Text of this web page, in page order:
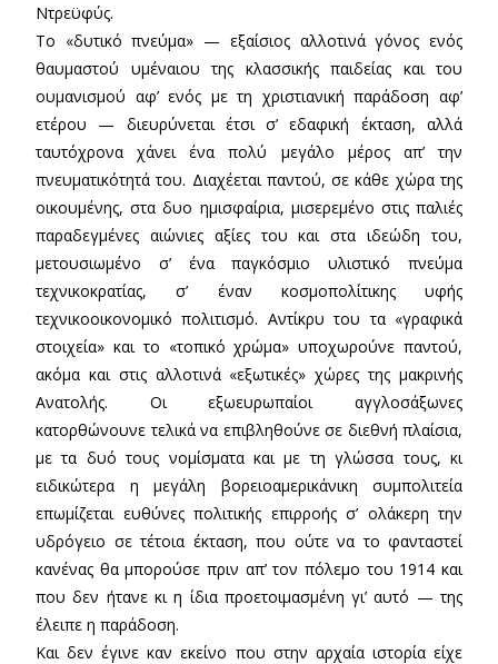
Ντρεϋφύς.
Το «δυτικό πνεύμα» — εξαίσιος αλλοτινά γόνος ενός
θαυμαστού υμέναιου της κλασσικής παιδείας και του
ουμανισμού αφ’ ενός με τη χριστιανική παράδοση αφ’
ετέρου — διευρύνεται έτσι σ’ εδαφική έκταση, αλλά
ταυτόχρονα χάνει ένα πολύ μεγάλο μέρος απ’ την
πνευματικότητά του. Διαχέεται παντού, σε κάθε χώρα της
οικουμένης, στα δυο ημισφαίρια, μισερεμένο στις παλιές
παραδεγμένες αιώνιες αξίες του και στα ιδεώδη του,
μετουσιωμένο σ’ ένα παγκόσμιο υλιστικό πνεύμα
τεχνικοκρατίας, σ’ έναν κοσμοπολίτικης υφής
τεχνικοοικονομικό πολιτισμό. Αντίκρυ του τα «γραφικά
στοιχεία» και το «τοπικό χρώμα» υποχωρούνε παντού,
ακόμα και στις αλλοτινά «εξωτικές» χώρες της μακρινής
Ανατολής. Οι εξωευρωπαίοι αγγλοσάξωνες
κατορθώνουνε τελικά να επιβληθούνε σε διεθνή πλαίσια,
με τα δυό τους νομίσματα και με τη γλώσσα τους, κι
ειδικώτερα η μεγάλη βορειοαμερικάνικη συμπολιτεία
επωμίζεται ευθύνες πολιτικής επιρροής σ’ ολάκερη την
υδρόγειο σε τέτοια έκταση, που ούτε να το φανταστεί
κανένας θα μπορούσε πριν απ’ τον πόλεμο του 1914 και
που δεν ήτανε κι η ίδια προετοιμασμένη γι’ αυτό — της
έλειπε η παράδοση.
Και δεν έγινε καν εκείνο που στην αρχαία ιστορία είχε